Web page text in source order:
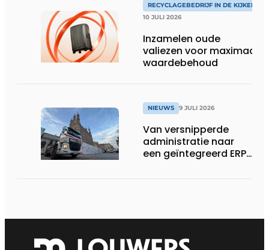
RECYCLAGEBEDRIJF IN DE KIJKER
10 JULI 2026
Inzamelen oude
valiezen voor maximaal
waardebehoud
NIEUWS 9 JULI 2026
Van versnipperde
administratie naar
een geïntegreerd ERP-